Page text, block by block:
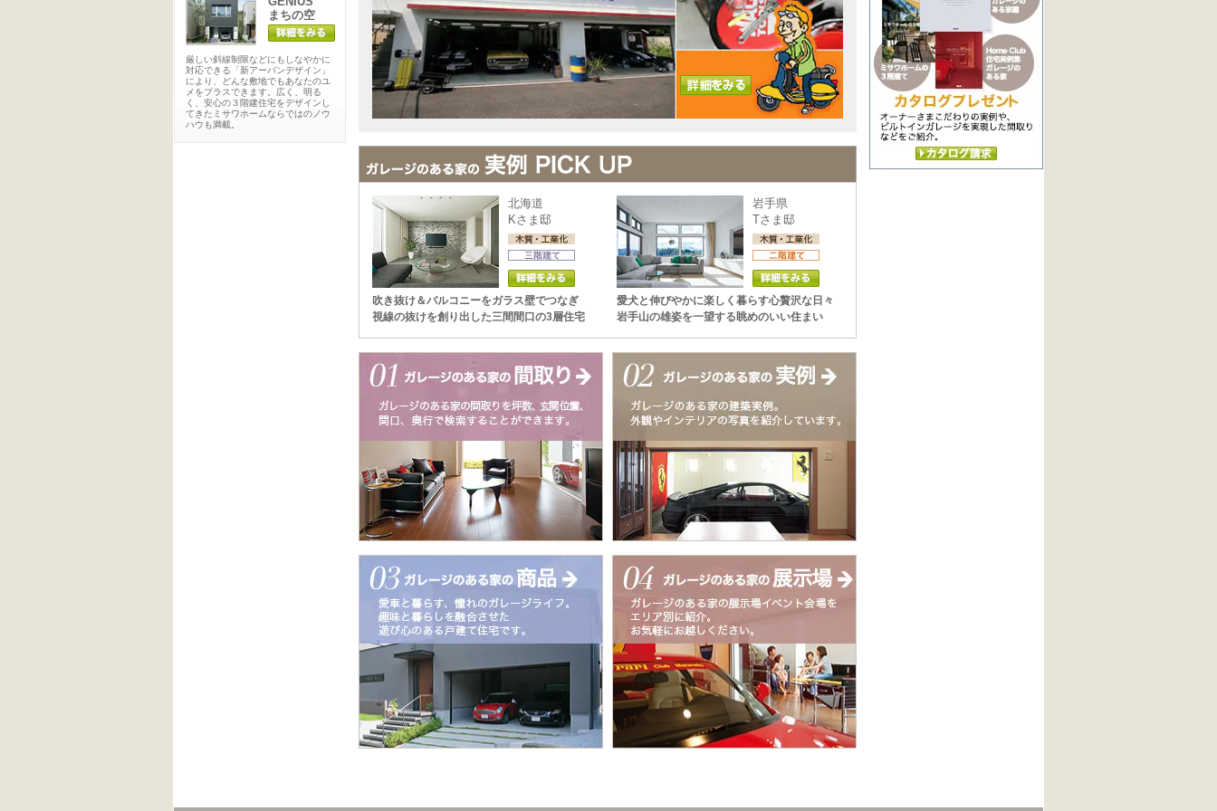
まちの空
厳しい斜線制限などにもしなやかに
対応できる「新アーバンデザイン」
により、どんな敷地でもあなたのユ
メをプラスできます。広く、明る
く、安心の３階建住宅をデザインし
てきたミサワホームならではのノウ
ハウも満載。
北海道
Kさま邸
吹き抜け＆バルコニーをガラス壁でつなぎ
視線の抜けを創り出した三間間口の3層住宅
岩手県
Tさま邸
愛犬と伸びやかに楽しく暮らす心贅沢な日々
岩手山の雄姿を一望する眺めのいい住まい